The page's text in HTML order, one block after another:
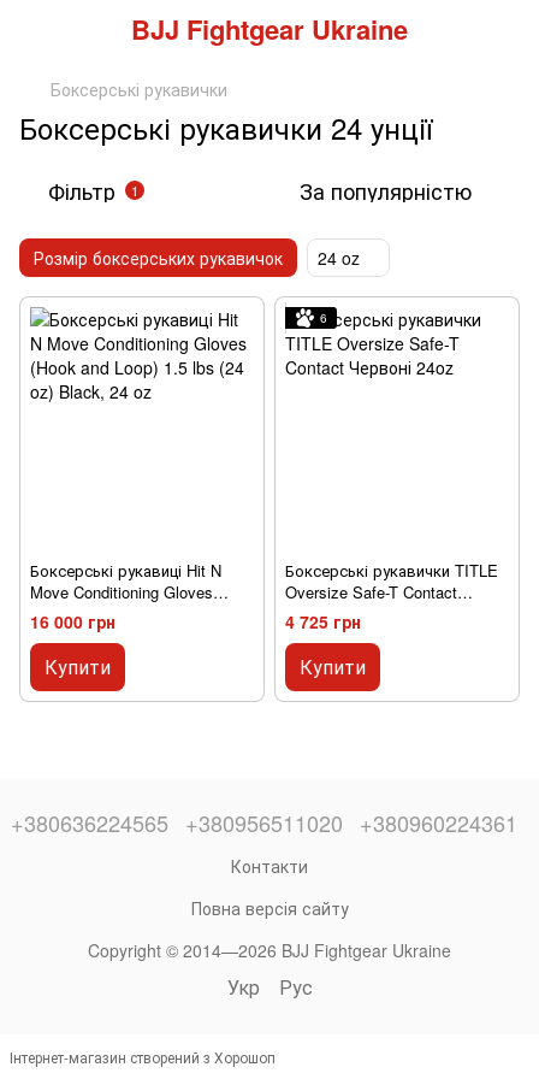
BJJ Fightgear Ukraine
Боксерські рукавички
Боксерські рукавички 24 унції
Фільтр 1 За популярністю
Розмір боксерських рукавичок 24 oz
Боксерські рукавиці Hit N
Move Conditioning Gloves
(Hook and Loop) 1.5 lbs (24 oz)
Black
16 000 грн
Купити
6
Боксерські рукавички TITLE
Oversize Safe-T Contact
Червоні 24oz
4 725 грн
Купити
+380636224565 +380956511020 +380960224361
Контакти
Повна версія сайту
Copyright © 2014—2026 BJJ Fightgear Ukraine
Укр Рус
Інтернет-магазин створений з Хорошоп